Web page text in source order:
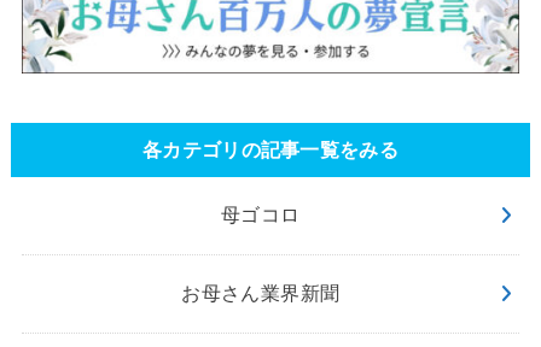
各カテゴリの記事一覧をみる
母ゴコロ
お母さん業界新聞